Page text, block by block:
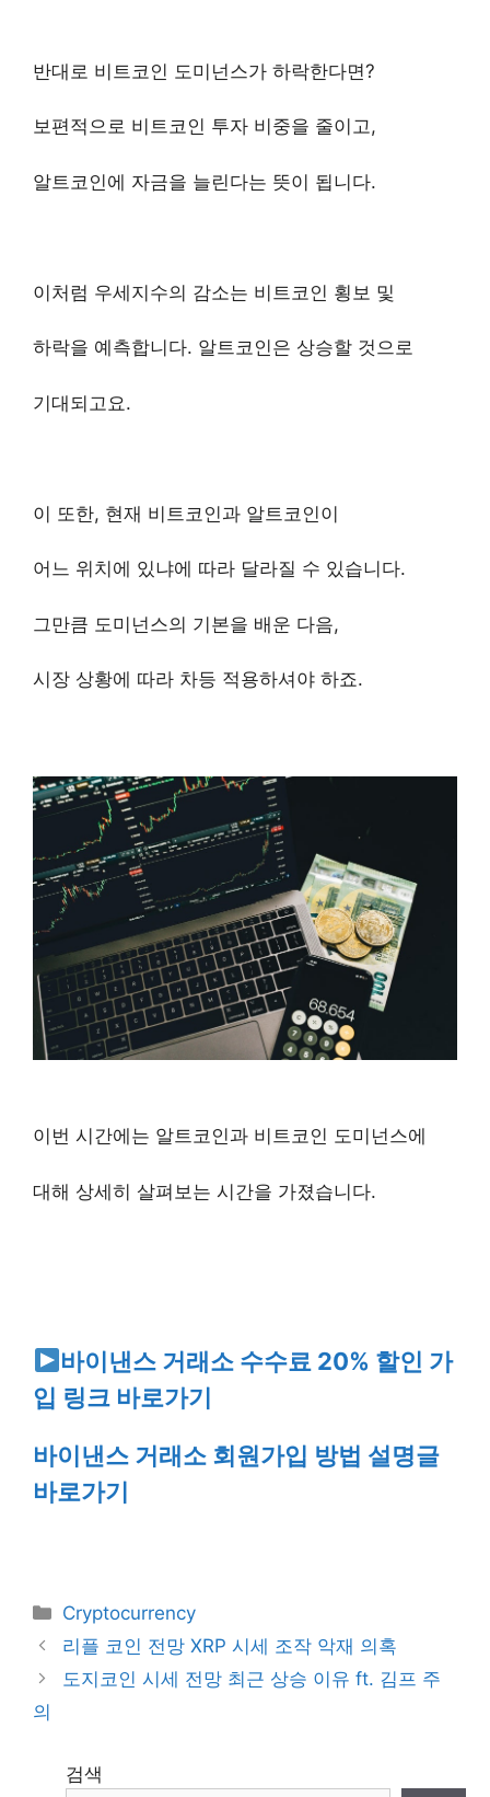
반대로 비트코인 도미넌스가 하락한다면?
보편적으로 비트코인 투자 비중을 줄이고,
알트코인에 자금을 늘린다는 뜻이 됩니다.
이처럼 우세지수의 감소는 비트코인 횡보 및
하락을 예측합니다. 알트코인은 상승할 것으로
기대되고요.
이 또한, 현재 비트코인과 알트코인이
어느 위치에 있냐에 따라 달라질 수 있습니다.
그만큼 도미넌스의 기본을 배운 다음,
시장 상황에 따라 차등 적용하셔야 하죠.
이번 시간에는 알트코인과 비트코인 도미넌스에
대해 상세히 살펴보는 시간을 가졌습니다.
바이낸스 거래소 수수료 20% 할인 가
입 링크 바로가기
바이낸스 거래소 회원가입 방법 설명글
바로가기
Categories
Cryptocurrency
리플 코인 전망 XRP 시세 조작 악재 의혹
도지코인 시세 전망 최근 상승 이유 ft. 김프 주
의
검색